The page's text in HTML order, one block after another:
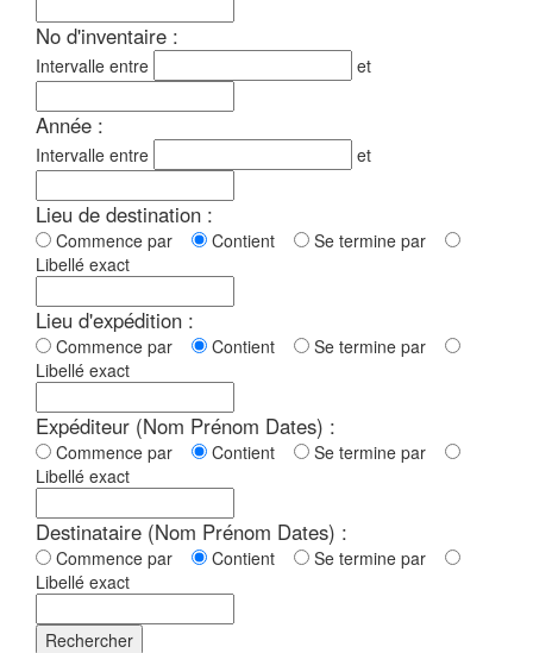
No d'inventaire :
Intervalle entre et
Année :
Intervalle entre et
Lieu de destination :
Commence par Contient
Se termine par
Libellé exact
Lieu d'expédition :
Commence par Contient
Se termine par
Libellé exact
Expéditeur (Nom Prénom Dates) :
Commence par Contient
Se termine par
Libellé exact
Destinataire (Nom Prénom Dates) :
Commence par Contient
Se termine par
Libellé exact
Rechercher